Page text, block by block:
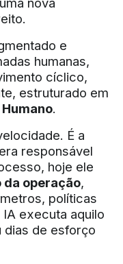
e
humanas,
cíclico,
estruturado em
.
É a
responsável
hoje ele
operação,
políticas
executa aquilo
dias de esforço